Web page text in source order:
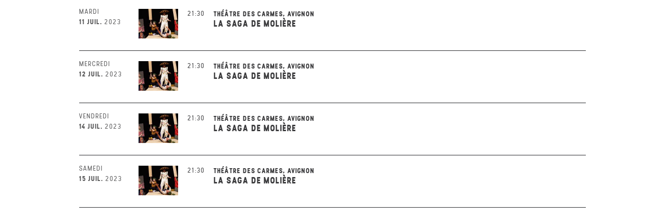
MARDI
11 JUIL. 2023
21:30 THÉÂTRE DES CARMES, AVIGNON
LA SAGA DE MOLIÈRE
MERCREDI
12 JUIL. 2023
21:30 THÉÂTRE DES CARMES, AVIGNON
LA SAGA DE MOLIÈRE
VENDREDI
14 JUIL. 2023
21:30 THÉÂTRE DES CARMES, AVIGNON
LA SAGA DE MOLIÈRE
SAMEDI
15 JUIL. 2023
21:30 THÉÂTRE DES CARMES, AVIGNON
LA SAGA DE MOLIÈRE